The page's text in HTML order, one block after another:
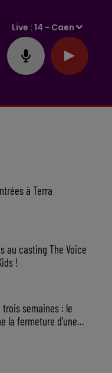
Live :14 - Caen
à Terra
au casting The Voice
!
trois semaines : le
la fermeture d'une...